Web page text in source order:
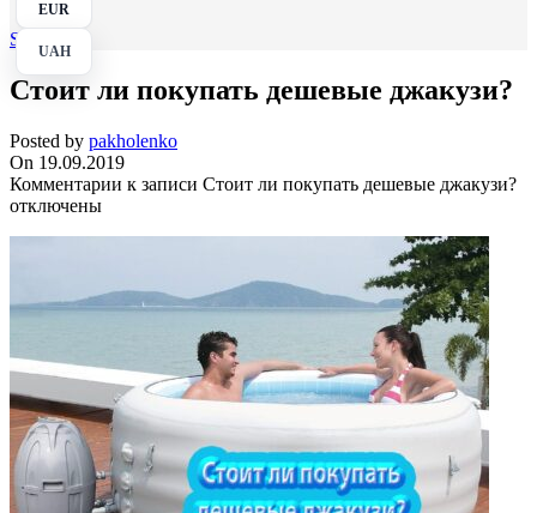
EUR
UAH
Search
Стоит ли покупать дешевые джакузи?
Posted by pakholenko
On 19.09.2019
Комментарии к записи Стоит ли покупать дешевые джакузи?
отключены